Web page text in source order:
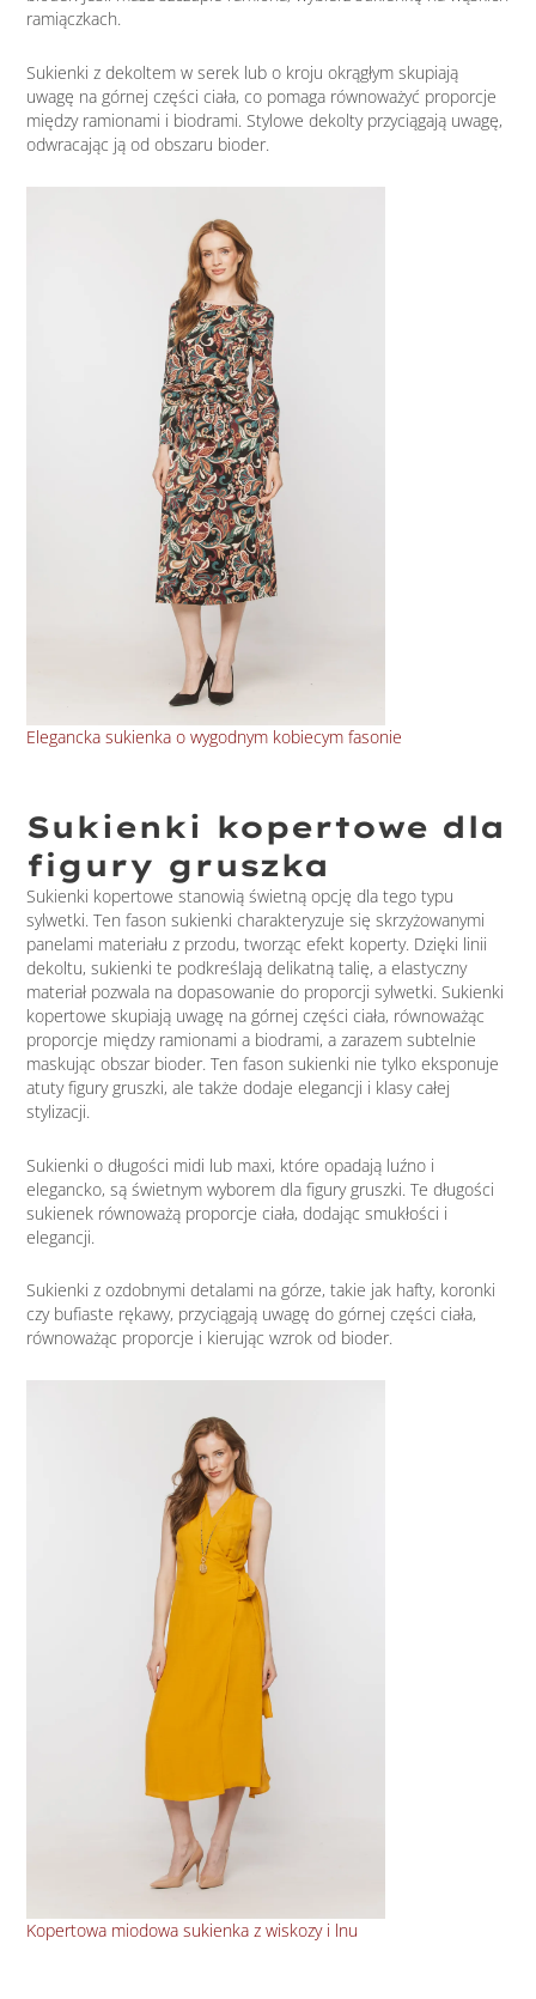
ramiączkach.
Sukienki z dekoltem w serek lub o kroju okrągłym skupiają
uwagę na górnej części ciała, co pomaga równoważyć proporcje
między ramionami i biodrami. Stylowe dekolty przyciągają uwagę,
odwracając ją od obszaru bioder.
Elegancka sukienka o wygodnym kobiecym fasonie
Sukienki kopertowe dla
figury gruszka
Sukienki kopertowe stanowią świetną opcję dla tego typu
sylwetki. Ten fason sukienki charakteryzuje się skrzyżowanymi
panelami materiału z przodu, tworząc efekt koperty. Dzięki linii
dekoltu, sukienki te podkreślają delikatną talię, a elastyczny
materiał pozwala na dopasowanie do proporcji sylwetki. Sukienki
kopertowe skupiają uwagę na górnej części ciała, równoważąc
proporcje między ramionami a biodrami, a zarazem subtelnie
maskując obszar bioder. Ten fason sukienki nie tylko eksponuje
atuty figury gruszki, ale także dodaje elegancji i klasy całej
stylizacji.
Sukienki o długości midi lub maxi, które opadają luźno i
elegancko, są świetnym wyborem dla figury gruszki. Te długości
sukienek równoważą proporcje ciała, dodając smukłości i
elegancji.
Sukienki z ozdobnymi detalami na górze, takie jak hafty, koronki
czy bufiaste rękawy, przyciągają uwagę do górnej części ciała,
równoważąc proporcje i kierując wzrok od bioder.
Kopertowa miodowa sukienka z wiskozy i lnu